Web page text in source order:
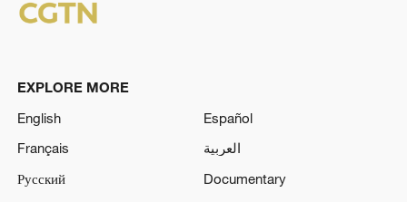
EXPLORE MORE
English
Español
Français
العربية
Русский
Documentary